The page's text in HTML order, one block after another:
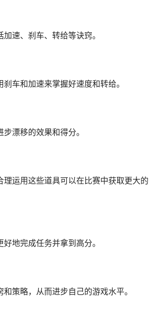
速、刹车、转给等诀窍。
车和加速来掌握好速度和转给。
漂移的效果和得分。
运用这些道具可以在比赛中获取更大的
地完成任务并拿到高分。
策略，从而进步自己的游戏水平。